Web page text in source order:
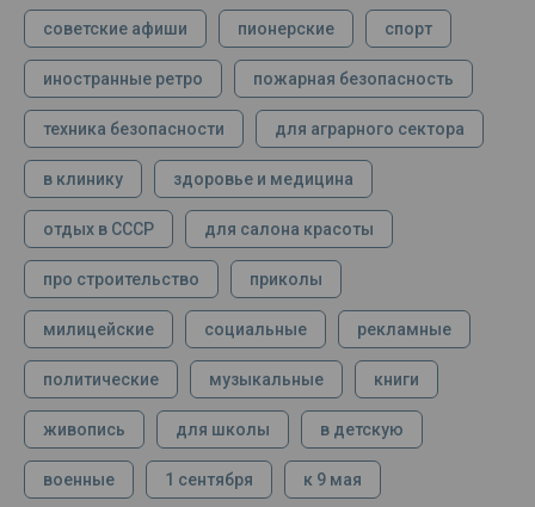
советские афиши пионерские спорт
иностранные ретро пожарная безопасность
техника безопасности для аграрного сектора
в клинику здоровье и медицина
отдых в СССР для салона красоты
про строительство приколы
милицейские социальные рекламные
политические музыкальные книги
живопись для школы в детскую
военные 1 сентября к 9 мая